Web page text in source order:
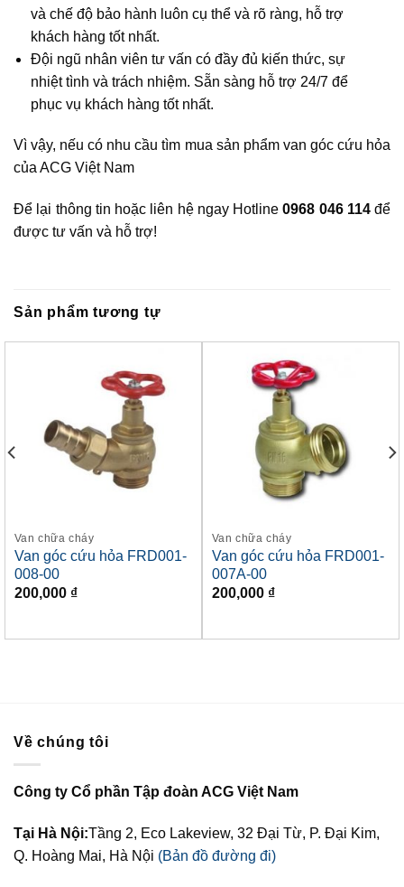
và chế độ bảo hành luôn cụ thể và rõ ràng, hỗ trợ
khách hàng tốt nhất.
Đội ngũ nhân viên tư vấn có đầy đủ kiến thức, sự
nhiệt tình và trách nhiệm. Sẵn sàng hỗ trợ 24/7 để
phục vụ khách hàng tốt nhất.
Vì vậy, nếu có nhu cầu tìm mua sản phẩm van góc cứu hỏa
của ACG Việt Nam
Để lại thông tin hoặc liên hệ ngay Hotline0968 046 114để
được tư vấn và hỗ trợ!
Sản phẩm tương tự
Van chữa cháy
Van góc cứu hỏa FRD001-
008-00
200,000 ₫
Van chữa cháy
Van góc cứu hỏa FRD001-
007A-00
200,000 ₫
Về chúng tôi
Công ty Cổ phần Tập đoàn ACG Việt Nam
Tại Hà Nội:Tầng 2, Eco Lakeview, 32 Đại Từ, P. Đại Kim,
Q. Hoàng Mai, Hà Nội (Bản đồ đường đi)